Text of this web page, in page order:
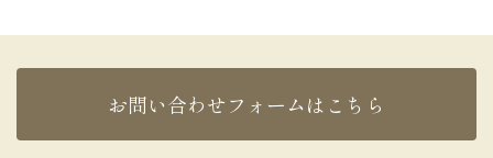
お問い合わせフォームはこちら